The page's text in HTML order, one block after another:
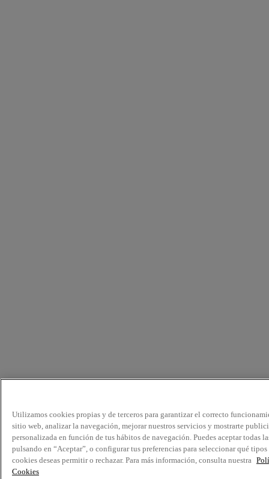
Utilizamos cookies propias y de terceros para garantizar el correcto
sitio web, analizar la navegación, mejorar nuestros servicios y mostrarte
personalizada en función de tus hábitos de navegación. Puedes aceptar todas
pulsando en “Aceptar”, o configurar tus preferencias para seleccionar qué tipos
cookies deseas permitir o rechazar. Para más información, consulta nuestra
Cookies